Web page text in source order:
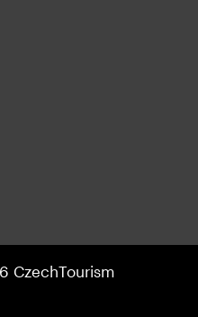
CzechTourism